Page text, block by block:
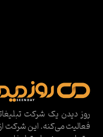
فعالیت می‌کنه. این شرکت